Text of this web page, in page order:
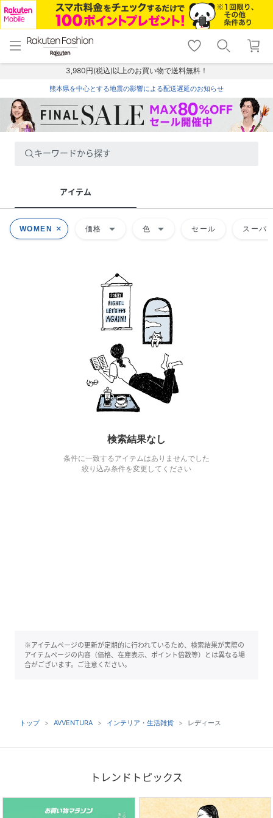
menu home
トップ
shopping_cart lock_outline
ログイン
3,980円(税込)以上のお買い物で送料無料！
熊本県を中心とする地震の影響による配送遅延のお知らせ
キーワードから探す
アイテム
WOMEN 価格 arrow_drop_down 色 arrow_drop_down セール スーパ
検索結果なし
条件に一致するアイテムはありませんでした
絞り込み条件を変更してください
※アイテムページの更新が定期的に行われているため、検索結果が実際の
アイテムページの内容（価格、在庫表示、ポイント倍数等）とは異なる場
合がございます。ご注意ください。
トップ AVVENTURA インテリア・生活雑貨 レディース
トレンドトピックス